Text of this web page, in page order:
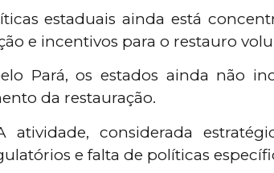
estaduais ainda está
e incentivos para o restauro
Pará, os estados ainda não
da restauração.
atividade, considerada
e falta de políticas